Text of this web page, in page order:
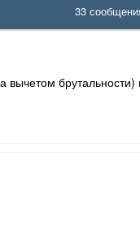
33
брутальности)